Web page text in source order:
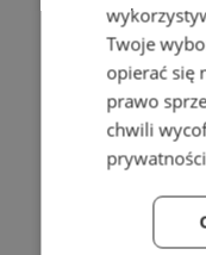
Twoje
opierać się
prawo
chwili
prywatności